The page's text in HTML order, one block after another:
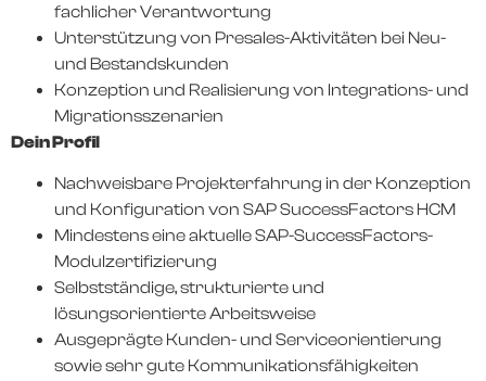
fachlicher Verantwortung
Unterstützung von Presales-Aktivitäten bei Neu-
und Bestandskunden
Konzeption und Realisierung von Integrations- und
Migrationsszenarien
Dein Profil
Nachweisbare Projekterfahrung in der Konzeption
und Konfiguration von SAP SuccessFactors HCM
Mindestens eine aktuelle SAP-SuccessFactors-
Modulzertifizierung
Selbstständige, strukturierte und
lösungsorientierte Arbeitsweise
Ausgeprägte Kunden- und Serviceorientierung
sowie sehr gute Kommunikationsfähigkeiten